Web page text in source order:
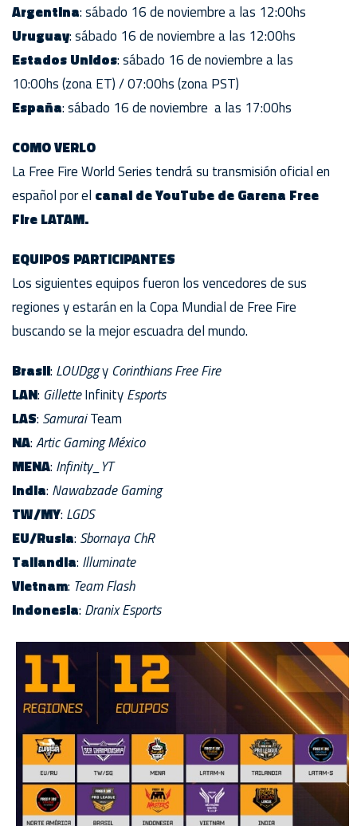
Argentina: sábado 16 de noviembre a las 12:00hs
Uruguay: sábado 16 de noviembre a las 12:00hs
Estados Unidos: sábado 16 de noviembre a las
10:00hs (zona ET) / 07:00hs (zona PST)
España: sábado 16 de noviembre a las 17:00hs
COMO VERLO
La Free Fire World Series tendrá su transmisión oficial en
español por el canal de YouTube de Garena Free
Fire LATAM.
EQUIPOS PARTICIPANTES
Los siguientes equipos fueron los vencedores de sus
regiones y estarán en la Copa Mundial de Free Fire
buscando se la mejor escuadra del mundo.
Brasil: LOUDggy Corinthians Free Fire
LAN: GilletteInfinityEsports
LAS: SamuraiTeam
NA:Artic Gaming México
MENA: Infinity_YT
India: Nawabzade Gaming
TW/MY: LGDS
EU/Rusia: Sbornaya ChR
Tailandia: Illuminate
Vietnam: Team Flash
Indonesia: Dranix Esports